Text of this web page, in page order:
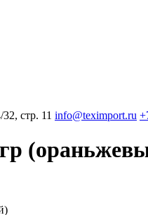
стр. 11 info@teximport.ru